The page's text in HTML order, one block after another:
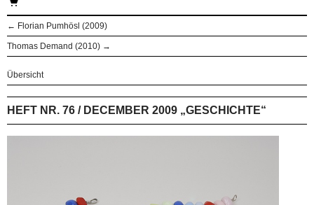
← Florian Pumhösl (2009)
Thomas Demand (2010) →
Übersicht
HEFT NR. 76 / DECEMBER 2009 „GESCHICHTE“